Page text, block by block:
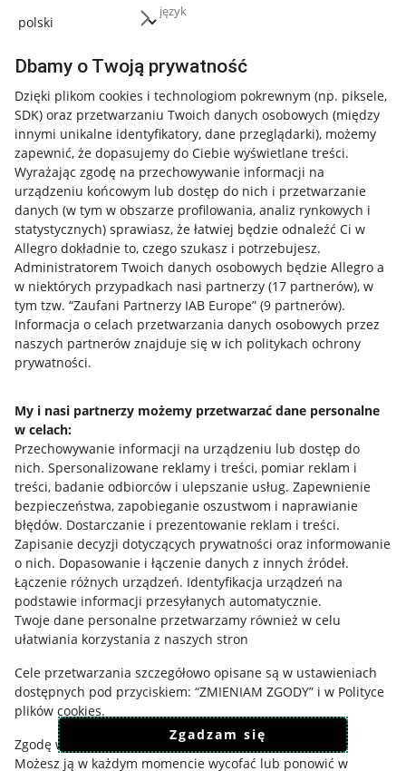
język
Dbamy o Twoją prywatność
Dzięki plikom cookies i technologiom pokrewnym (np. piksele,
SDK) oraz przetwarzaniu Twoich danych osobowych (między
innymi unikalne identyfikatory, dane przeglądarki), możemy
zapewnić, że dopasujemy do Ciebie wyświetlane treści.
Wyrażając zgodę na przechowywanie informacji na
urządzeniu końcowym lub dostęp do nich i przetwarzanie
danych (w tym w obszarze profilowania, analiz rynkowych i
statystycznych) sprawiasz, że łatwiej będzie odnaleźć Ci w
Allegro dokładnie to, czego szukasz i potrzebujesz.
Administratorem Twoich danych osobowych będzie Allegro a
w niektórych przypadkach nasi partnerzy (17 partnerów), w
tym tzw. “Zaufani Partnerzy IAB Europe” (9 partnerów).
Informacja o celach przetwarzania danych osobowych przez
naszych partnerów znajduje się w ich politykach ochrony
prywatności.
My i nasi partnerzy możemy przetwarzać dane personalne
w celach:
Przechowywanie informacji na urządzeniu lub dostęp do
nich. Spersonalizowane reklamy i treści, pomiar reklam i
treści, badanie odbiorców i ulepszanie usług. Zapewnienie
bezpieczeństwa, zapobieganie oszustwom i naprawianie
błędów. Dostarczanie i prezentowanie reklam i treści.
Zapisanie decyzji dotyczących prywatności oraz informowanie
o nich. Dopasowanie i łączenie danych z innych źródeł.
Łączenie różnych urządzeń. Identyfikacja urządzeń na
podstawie informacji przesyłanych automatycznie.
Twoje dane personalne przetwarzamy również w celu
ułatwiania korzystania z naszych stron
Cele przetwarzania szczegółowo opisane są w ustawieniach
dostępnych pod przyciskiem: “ZMIENIAM ZGODY” i w Polityce
plików cookies.
Zgodę wyrażasz dobrowolnie i jest ważna 12 miesięcy.
Możesz ją w każdym momencie wycofać lub ponowić w
Zgadzam się
Przydatne informacje
Jak to działa
Napisz do nas
Allegro Gadane dla sprzedających
Allegro Gadane dla kupujących
Mapa miejscowości
Informacje prawne
Regulamin
Polityka plików "cookies"
Ustawienia plików "cookies"
Udostępnianie lokalizacji
Informacje dla Aktu o Usługach Cyfrowych
Pobierz aplikację